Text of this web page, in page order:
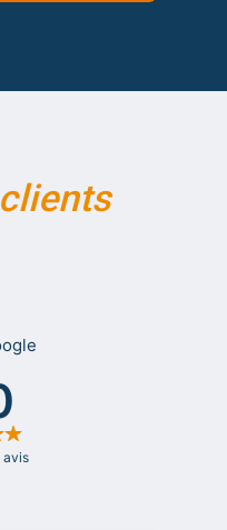
clients